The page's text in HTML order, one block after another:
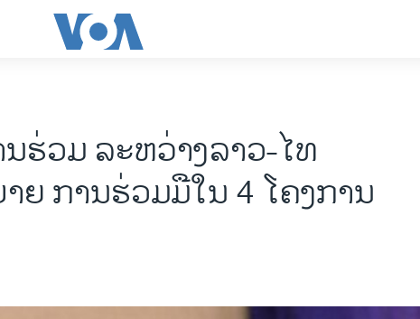
ຮ່ວມ ​ລະຫວ່າງ​ລາວ-​ໄທ
ຍ ​ການ​ຮ່ວມ​ມື​ໃນ 4 ​ໂຄງການ